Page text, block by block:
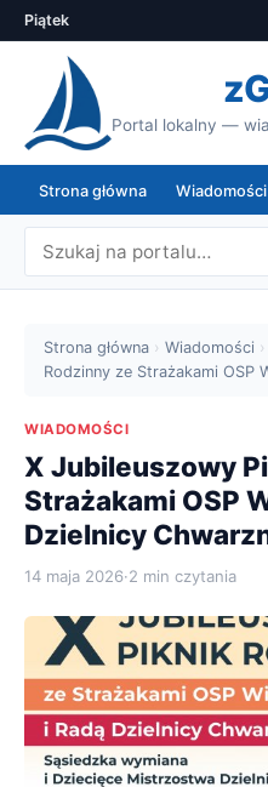
Piątek
Portal lokalny —
Strona główna Wiadomości
Strona główna › Wiadomości ›
Rodzinny ze Strażakami OSP
WIADOMOŚCI
X Jubileuszowy
Strażakami OSP
Dzielnicy
14 maja 2026·2 min czytania